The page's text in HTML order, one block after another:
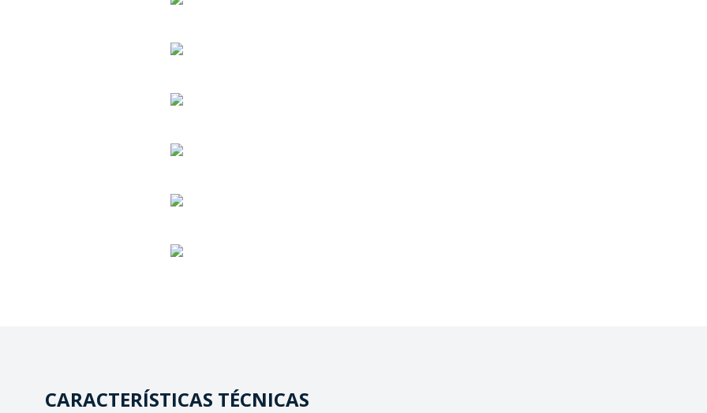
CARACTERÍSTICAS TÉCNICAS